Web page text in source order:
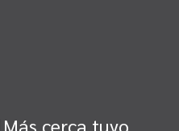
Más cerca tuyo